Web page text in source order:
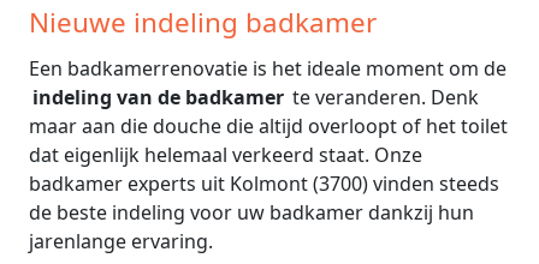
Nieuwe indeling badkamer
Een badkamerrenovatie is het ideale moment om de
indeling van de badkamer te veranderen. Denk
maar aan die douche die altijd overloopt of het toilet
dat eigenlijk helemaal verkeerd staat. Onze
badkamer experts uit Kolmont (3700) vinden steeds
de beste indeling voor uw badkamer dankzij hun
jarenlange ervaring.